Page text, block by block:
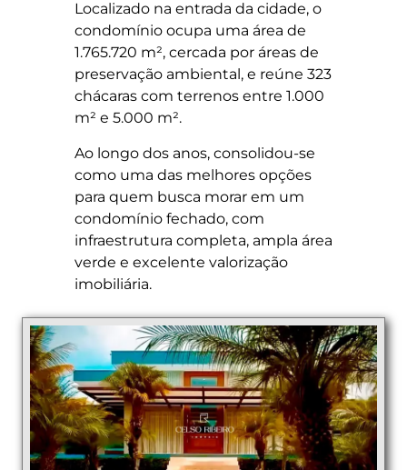
Localizado na entrada da cidade, o
condomínio ocupa uma área de
1.765.720 m², cercada por áreas de
preservação ambiental, e reúne 323
chácaras com terrenos entre 1.000
m² e 5.000 m².
Ao longo dos anos, consolidou-se
como uma das melhores opções
para quem busca morar em um
condomínio fechado, com
infraestrutura completa, ampla área
verde e excelente valorização
imobiliária.